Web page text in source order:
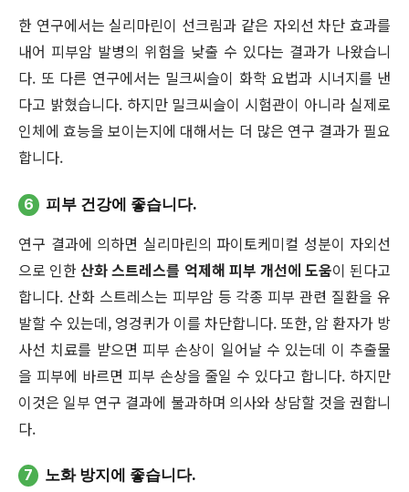
한 연구에서는 실리마린이 선크림과 같은 자외선 차단 효과를
내어 피부암 발병의 위험을 낮출 수 있다는 결과가 나왔습니
다. 또 다른 연구에서는 밀크씨슬이 화학 요법과 시너지를 낸
다고 밝혔습니다. 하지만 밀크씨슬이 시험관이 아니라 실제로
인체에 효능을 보이는지에 대해서는 더 많은 연구 결과가 필요
합니다.
6 피부 건강에 좋습니다.
연구 결과에 의하면 실리마린의 파이토케미컬 성분이 자외선
으로 인한 산화 스트레스를 억제해 피부 개선에 도움이 된다고
합니다. 산화 스트레스는 피부암 등 각종 피부 관련 질환을 유
발할 수 있는데, 엉겅퀴가 이를 차단합니다. 또한, 암 환자가 방
사선 치료를 받으면 피부 손상이 일어날 수 있는데 이 추출물
을 피부에 바르면 피부 손상을 줄일 수 있다고 합니다. 하지만
이것은 일부 연구 결과에 불과하며 의사와 상담할 것을 권합니
다.
7 노화 방지에 좋습니다.